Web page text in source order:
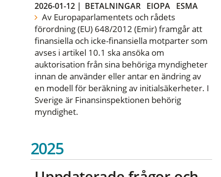
2026-01-12 | BETALNINGAR EIOPA ESMA
Av Europaparlamentets och rådets
förordning (EU) 648/2012 (Emir) framgår att
finansiella och icke-finansiella motparter som
avses i artikel 10.1 ska ansöka om
auktorisation från sina behöriga myndigheter
innan de använder eller antar en ändring av
en modell för beräkning av initialsäkerheter. I
Sverige är Finansinspektionen behörig
myndighet.
2025